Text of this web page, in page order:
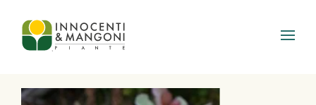
Skip to main content